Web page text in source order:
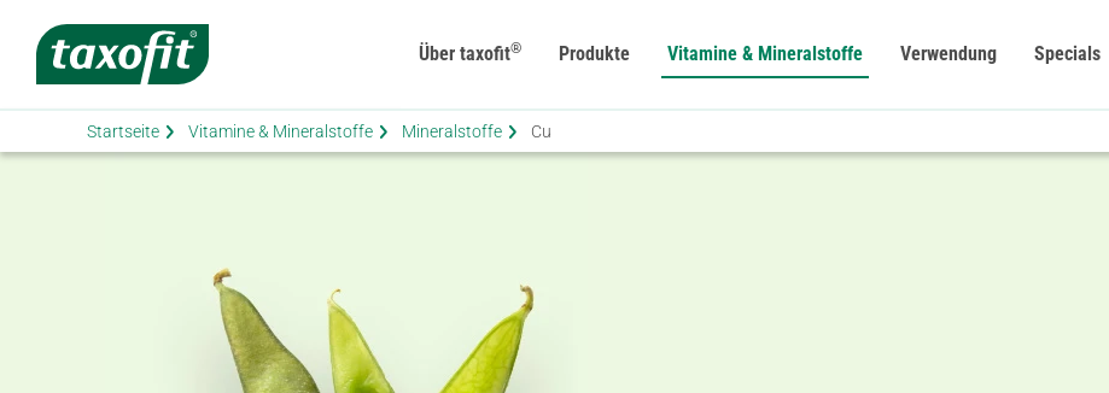
Startseite Vitamine & Mineralstoffe Mineralstoffe Cu
Über taxofit® Produkte Vitamine & Mineralstoffe Verwendung Specials